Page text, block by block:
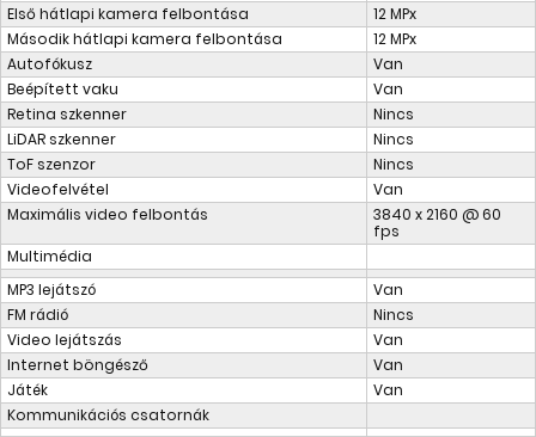
Első hátlapi kamera felbontása
12 MPx
Második hátlapi kamera felbontása
12 MPx
Autofókusz
Van
Beépített vaku
Van
Retina szkenner
Nincs
LiDAR szkenner
Nincs
ToF szenzor
Nincs
Videofelvétel
Van
Maximális video felbontás
3840 x 2160 @ 60
fps
Multimédia
MP3 lejátszó
Van
FM rádió
Nincs
Video lejátszás
Van
Internet böngésző
Van
Játék
Van
Kommunikációs csatornák